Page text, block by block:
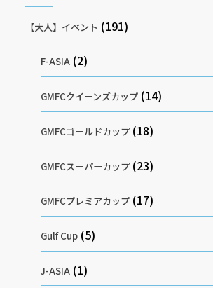
【大人】イベント (191)
F-ASIA (2)
GMFCクイーンズカップ (14)
GMFCゴールドカップ (18)
GMFCスーパーカップ (23)
GMFCプレミアカップ (17)
Gulf Cup (5)
J-ASIA (1)